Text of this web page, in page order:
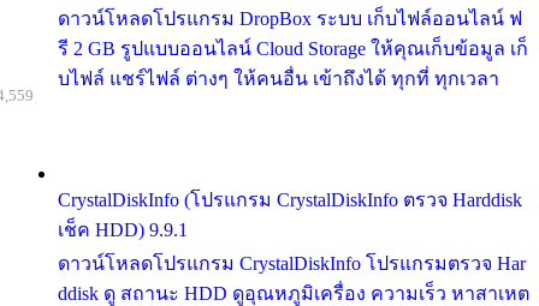
ดาวน์โหลดโปรแกรม DropBox ระบบ เก็บไฟล์ออนไลน์ ฟ
รี 2 GB รูปแบบออนไลน์ Cloud Storage ให้คุณเก็บข้อมูล เก็
บไฟล์ แชร์ไฟล์ ต่างๆ ให้คนอื่น เข้าถึงได้ ทุกที่ ทุกเวลา
CrystalDiskInfo (โปรแกรม CrystalDiskInfo ตรวจ Harddisk
เช็ค HDD) 9.9.1
ดาวน์โหลดโปรแกรม CrystalDiskInfo โปรแกรมตรวจ Har
ddisk ดู สถานะ HDD ดูอุณหภูมิเครื่อง ความเร็ว หาสาเหต